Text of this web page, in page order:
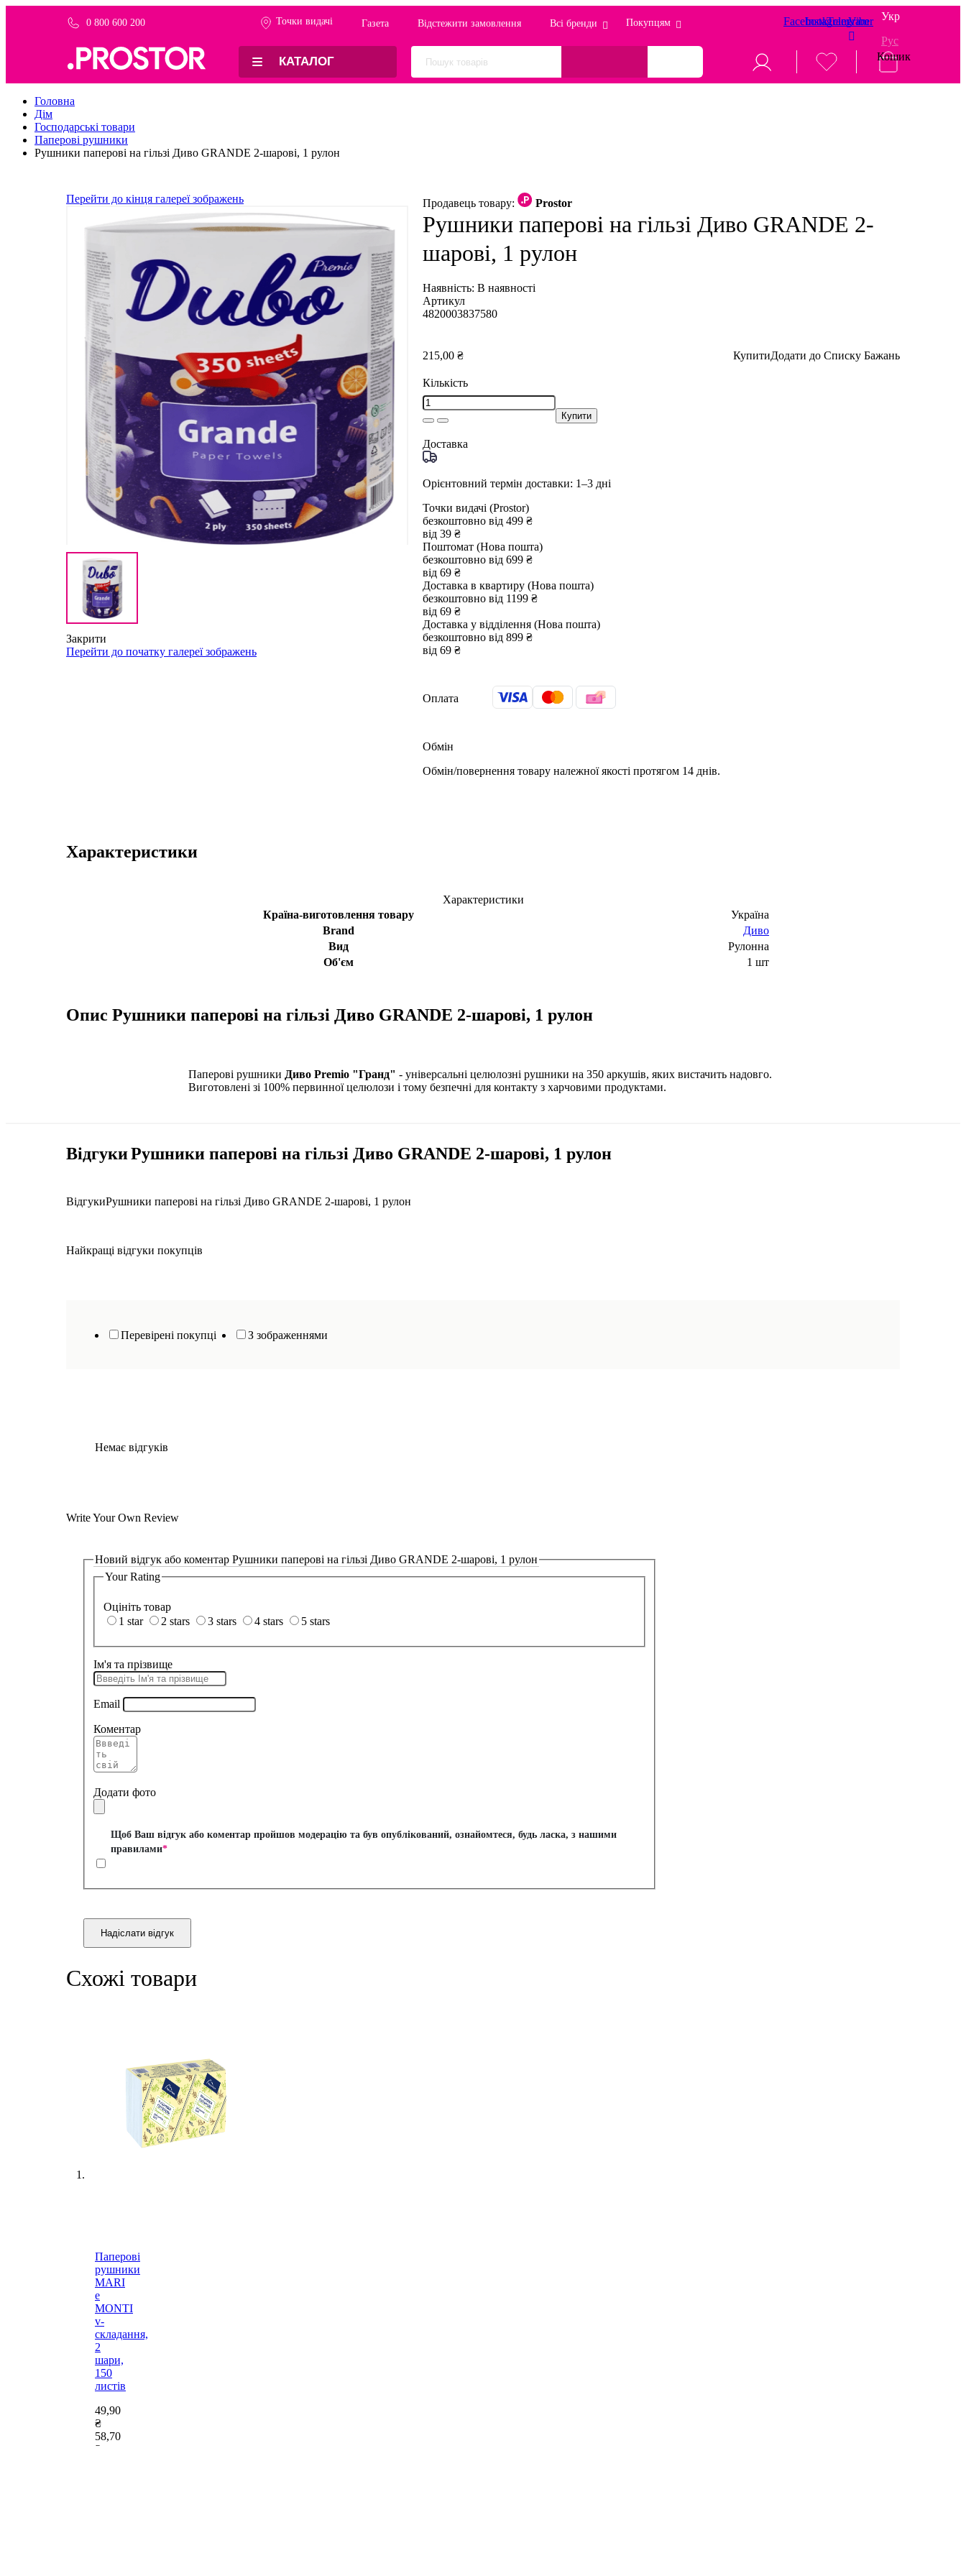
0 800 600 200 Точки видачi Газета Відстежити замовлення Всі бренди Покупцям FacebookInstagram
Telegram
Viber
Укр
Рус
КАТАЛОГ Кошик
Головна
Дім
Господарські товари
Паперові рушники
Рушники паперові на гільзі Диво GRANDE 2-шарові, 1 рулон
Перейти до кінця галереї зображень
Закрити
Перейти до початку галереї зображень
Продавець товару: Prostor
Рушники паперові на гільзі Диво GRANDE 2-
шарові, 1 рулон
Наявність: В наявності
Артикул
4820003837580
215,00 ₴ КупитиДодати до Списку Бажань
Кількість
Купити
Доставка
Орієнтовний термін доставки: 1–3 дні
Точки видачі (Prostor)
безкоштовно від 499 ₴
від 39 ₴
Поштомат (Нова пошта)
безкоштовно від 699 ₴
від 69 ₴
Доставка в квартиру (Нова пошта)
безкоштовно від 1199 ₴
від 69 ₴
Доставка у відділення (Нова пошта)
безкоштовно від 899 ₴
від 69 ₴
Оплата
Обмін
Обмін/повернення товару належної якості протягом 14 днів.
Характеристики
Характеристики
Країна-виготовлення товару
Україна
Brand
Диво
Вид
Рулонна
Об'єм
1 шт
Опис Рушники паперові на гільзі Диво GRANDE 2-шарові, 1 рулон
Паперові рушники Диво Premio "Гранд" - універсальні целюлозні рушники на 350 аркушів, яких вистачить надовго.
Виготовлені зі 100% первинної целюлози і тому безпечні для контакту з харчовими продуктами.
ВідгукиРушники паперові на гільзі Диво GRANDE 2-шарові, 1 рулон
ВідгукиРушники паперові на гільзі Диво GRANDE 2-шарові, 1 рулон
Найкращі відгуки покупців
Перевірені покупці З зображеннями
Немає відгуків
Write Your Own Review
Новий відгук або коментар Рушники паперові на гільзі Диво GRANDE 2-шарові, 1 рулон
Your Rating
Оцініть товар
1 star
2 stars 3 stars 4 stars 5 stars
Ім'я та прізвище
Email
Коментар
Додати фото
Щоб Ваш відгук або коментар пройшов модерацію та був опублікований, ознайомтеся, будь ласка, з нашими
правилами*
Надіслати відгук
Схожі товари
Паперові
рушники
MARI
e
MONTI
v-
складання,
2
шари,
150
листів
49,90
₴
58,70
₴